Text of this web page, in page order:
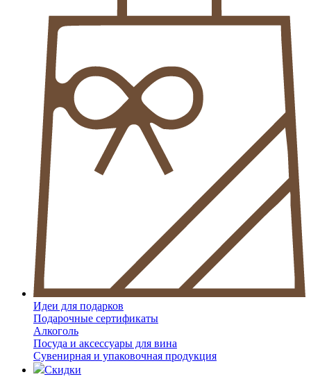
Идеи для подарков
Подарочные сертификаты
Алкоголь
Посуда и аксессуары для вина
Сувенирная и упаковочная продукция
Скидки